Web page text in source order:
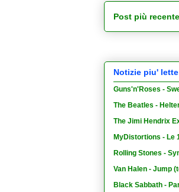
Post più recente
Notizie piu'
Guns'n'Roses -
The Beatles -
The Jimi Hendrix
MyDistortions - Le
Rolling Stones -
Van Halen - Jump
Black Sabbath -